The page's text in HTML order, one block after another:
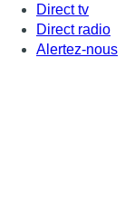
Direct tv
Direct radio
Alertez-nous